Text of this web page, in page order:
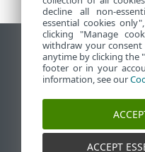
Näytä
End of Life
ESET-tietämyskanta
ESET-foorumi
ESET Status Portal
Alueellinen tuki
decline all non-
essential cookies
clicking "Manage
withdraw your
anytime by clicking the
footer or in your
information, see our
ACCEPT